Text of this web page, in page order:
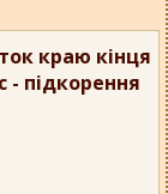
краю кінця
- підкорення